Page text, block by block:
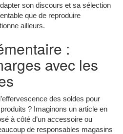
son discours et sa sélection
que de reproduire
ailleurs.
:
avec les
des soldes pour
? Imaginons un article en
à côté d’un accessoire ou
de responsables magasins